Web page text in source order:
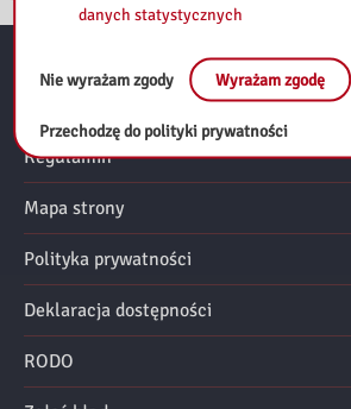
Przydatne linki:
Regulamin
Mapa strony
Polityka prywatności
Deklaracja dostępności
RODO
danych statystycznych
Nie wyrażam zgody Wyrażam zgodę
Przechodzę do polityki prywatności